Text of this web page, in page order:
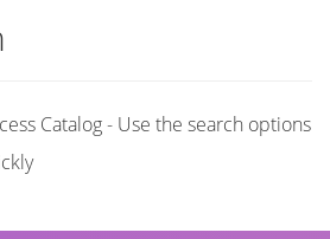
Catalog - Use the search options